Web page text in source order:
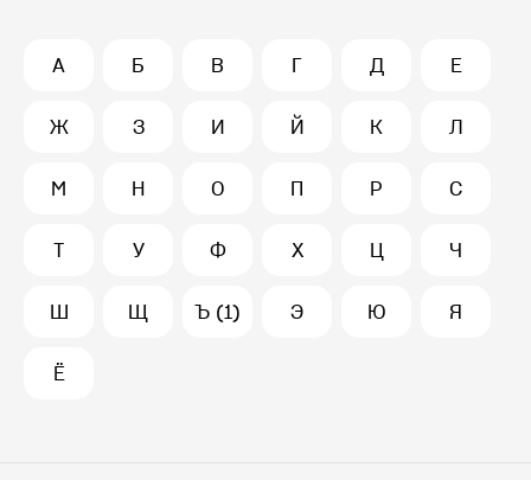
А Б В Г Д Е
Ж З И Й К Л
М Н О П Р С
Т У Ф Х Ц Ч
Ш Щ Ъ (1) Э Ю Я
Ё